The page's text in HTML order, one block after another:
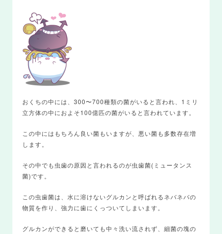
おくちの中には、300〜700種類の菌がいると言われ、1ミリ
立方体の中におよそ100億匹の菌がいると言われています。
この中にはもちろん良い菌もいますが、悪い菌も多数存在増
します。
その中でも虫歯の原因と言われるのが虫歯菌(ミュータンス
菌)です。
この虫歯菌は、水に溶けないグルカンと呼ばれるネバネバの
物質を作り、強力に歯にくっついてしまいます。
グルカンができると磨いても中々洗い流されず、細菌の塊の